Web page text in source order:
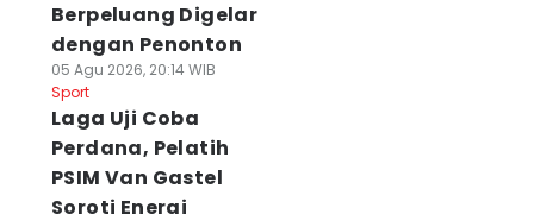
Berpeluang Digelar
dengan Penonton
05 Agu 2026, 20:14 WIB
Sport
Laga Uji Coba
Perdana, Pelatih
PSIM Van Gastel
Soroti Energi